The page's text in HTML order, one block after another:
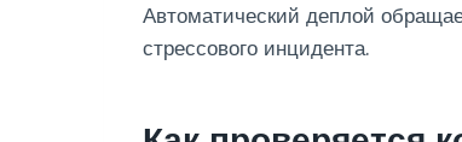
Автоматический деплой
стрессового инцидента.